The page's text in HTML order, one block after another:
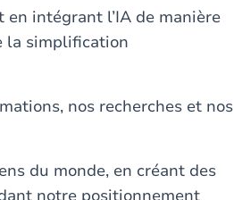
en intégrant l’IA de manière
la simplification
nos recherches et nos
du monde, en créant des
notre positionnement